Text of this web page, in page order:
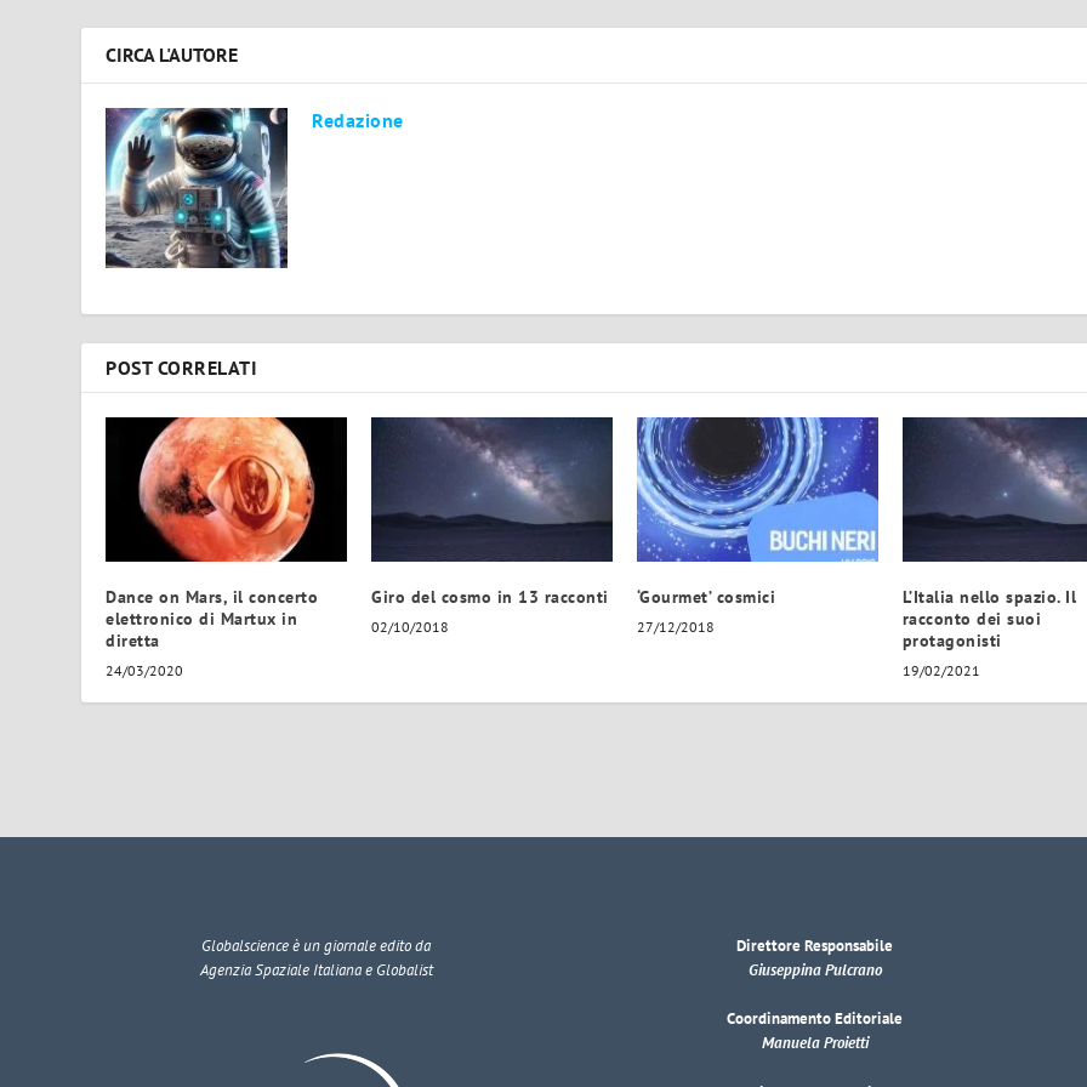
CIRCA L'AUTORE
Redazione
POST CORRELATI
Dance on Mars, il concerto
elettronico di Martux in
diretta
24/03/2020
Giro del cosmo in 13 racconti
02/10/2018
‘Gourmet’ cosmici
27/12/2018
L’Italia nello spazio. Il
racconto dei suoi
protagonisti
19/02/2021
Globalscienceè un giornale edito da
Agenzia Spaziale Italiana e Globalist
Direttore Responsabile
Giuseppina Pulcrano
Coordinamento Editoriale
Manuela Proietti